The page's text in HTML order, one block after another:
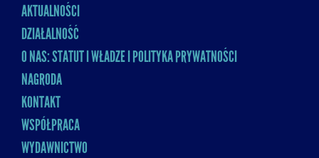
MENU
AKTUALNOŚCI
DZIAŁALNOŚĆ
O NAS: STATUT I WŁADZE I POLITYKA PRYWATNOŚCI
NAGRODA
KONTAKT
WSPÓŁPRACA
WYDAWNICTWO